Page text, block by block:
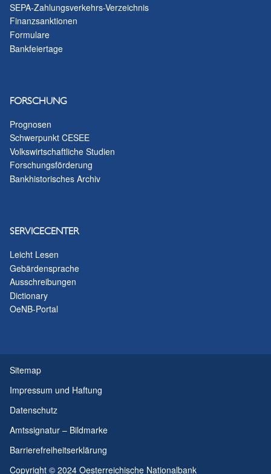
SEPA-Zahlungsverkehrs-Verzeichnis
Finanzsanktionen
Formulare
Bankfeiertage
FORSCHUNG
Prognosen
Schwerpunkt CESEE
Volkswirtschaftliche Studien
Forschungsförderung
Bankhistorisches Archiv
SERVICECENTER
Leicht Lesen
Gebärdensprache
Ausschreibungen
Dictionary
OeNB-Portal
Sitemap
Impressum und Haftung
Datenschutz
Amtssignatur – Bildmarke
Barrierefreiheitserklärung
Copyright © 2024 Oesterreichische Nationalbank